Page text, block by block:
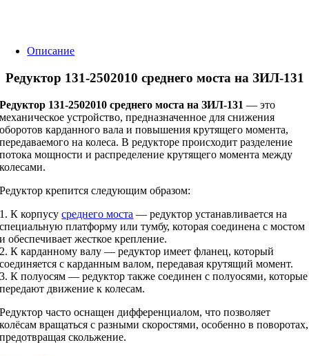
Описание
Редуктор 131-2502010 среднего моста на ЗИЛ-131
Редуктор 131-2502010 среднего моста на ЗИЛ-131 — это
механическое устройство, предназначенное для снижения
оборотов карданного вала и повышения крутящего момента,
передаваемого на колеса. В редукторе происходит разделение
потока мощности и распределение крутящего момента между
колесами.
Редуктор крепится следующим образом:
1. К корпусусреднего моста — редуктор устанавливается на
специальную платформу или тумбу, которая соединена с мостом
и обеспечивает жесткое крепление.
2. К карданному валу — редуктор имеет фланец, который
соединяется с карданным валом, передавая крутящий момент.
3. К полуосям — редуктор также соединен с полуосями, которые
передают движение к колесам.
Редуктор часто оснащен дифференциалом, что позволяет
колёсам вращаться с разными скоростями, особенно в поворотах,
предотвращая скольжение.